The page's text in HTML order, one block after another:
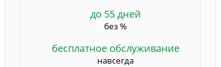
до 55 дней
без %
бесплатное обслуживание
навсегда